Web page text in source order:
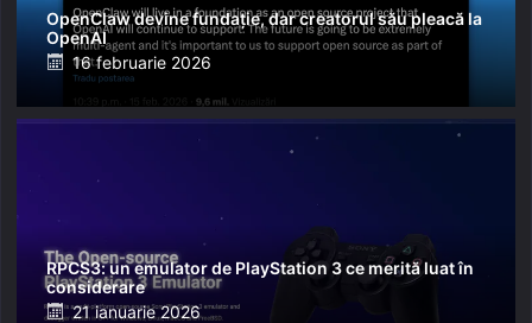
OpenClaw devine fundație, dar creatorul său pleacă la
OpenAI
Posted
16 februarie 2026
RPCS3: un emulator de PlayStation 3 ce merită luat în
considerare
Posted
21 ianuarie 2026